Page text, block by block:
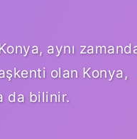
aynı
olan Konya,
da bilinir.